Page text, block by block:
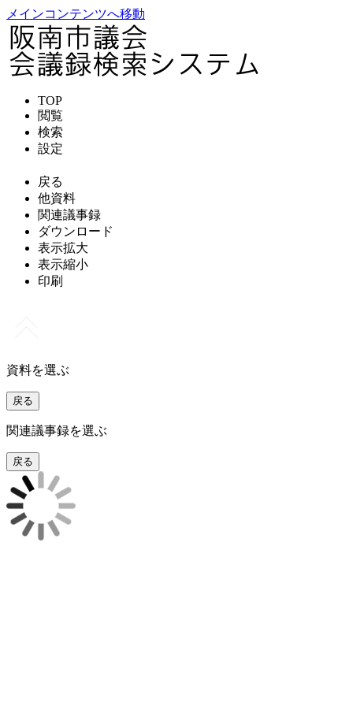
メインコンテンツへ移動
TOP
閲覧
検索
設定
戻る
他資料
関連議事録
ダウンロード
表示拡大
表示縮小
印刷
資料を選ぶ
戻る
関連議事録を選ぶ
戻る